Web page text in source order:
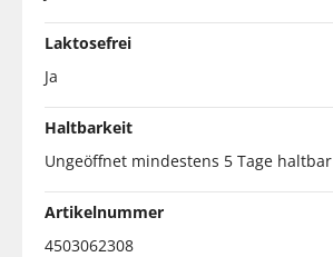
Laktosefrei
Ja
Haltbarkeit
Ungeöffnet mindestens 5 Tage haltbar
Artikelnummer
4503062308